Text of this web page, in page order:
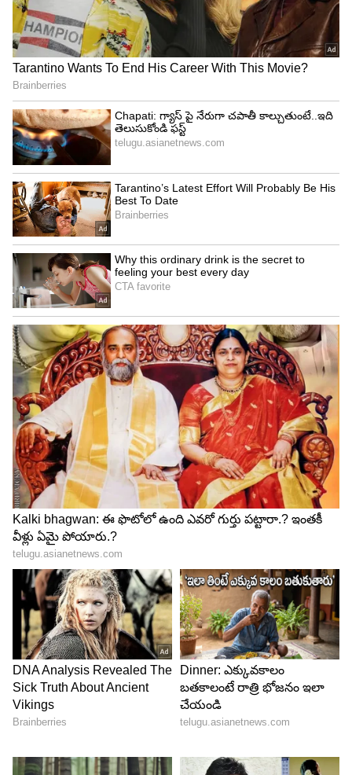
Related Articles
WhatsApp e Challan: వాహనదారులకు అలర్ట్..
వాట్సాప్‌లోనే ట్రాఫిక్ చలాన్లు.. 30 రోజుల్లో ఆ పని
చేయకపోతే లైసెన్స్ కట్ !
IRCTC Jyotirlinga Tour Package: ఒక్క టికెట్‌తో
ఏడు జ్యోతిర్లింగాల దర్శనం.. ఐఆర్‌సీటీసీ బంపర్ ఆఫర్
!
3
7
Image Credit :X- @AakashGourX
2. శామ్‌సంగ్ గెలాక్సీ F05
మీరు బ్రాండ్ వాల్యూ చూసుకునే వారైతే, శామ్‌సంగ్ నుంచి
వస్తున్న గెలాక్సీ F05 ఒక బెస్ట్ పిక్ అవుతుంది. ఇందులో
6.74 ఇంచుల ఎల్‌సీడీ స్క్రీన్ లభిస్తుంది. ఫోటోలు, వీడియో
కాల్స్ కోసం 50MP ప్రైమరీ కెమెరా, 8MP ఫ్రంట్ కెమెరాను
అందించారు.
ఈ డివైజ్ మీడియాటెక్ హెలియో G85 ప్రాసెసర్‌తో రన్
అవుతుంది. అంతేకాదు, ఇందులో 5,000mAh పెద్ద
బ్యాటరీని ఇచ్చారు. కాబట్టి ఒక్కసారి ఛార్జ్ చేస్తే రోజంతా
హ్యాపీగా వాడుకోవచ్చు.
Samsung Galaxy F05 ధర: రూ. 6,499